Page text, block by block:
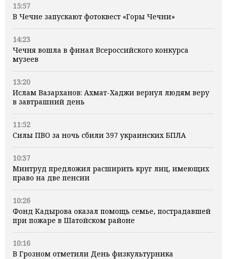
15:57
В Чечне запускают фотоквест «Горы Чечни»
14:23
Чечня вошла в финал Всероссийского конкурса
музеев
13:20
Ислам Вазарханов: Ахмат-Хаджи вернул людям веру
в завтрашний день
11:52
Силы ПВО за ночь сбили 397 украинских БПЛА
10:37
Минтруд предложил расширить круг лиц, имеющих
право на две пенсии
10:26
Фонд Кадырова оказал помощь семье, пострадавшей
при пожаре в Шатойском районе
10:16
В Грозном отметили День физкультурника